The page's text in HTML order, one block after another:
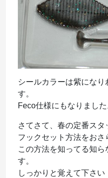
シールカラーは紫になり
す。
Feco仕様にもなりました
さてさて、春の定番ス
フックセット方法をおさ
この方法を知ってる知ら
す。
しっかりと覚えて下さい